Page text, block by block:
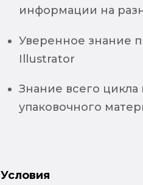
информации на
Уверенное знание
Illustrator
Знание всего
упаковочного
Условия